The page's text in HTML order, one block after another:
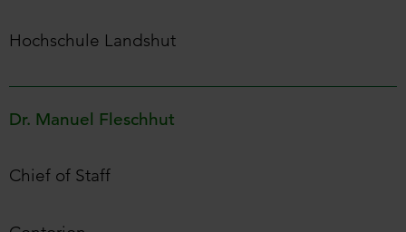
Hochschule Landshut
Dr. Manuel Fleschhut
Chief of Staff